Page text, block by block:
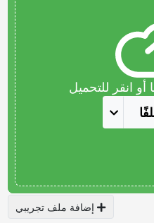
انقر للتحميل
إضافة ملف تجريبي